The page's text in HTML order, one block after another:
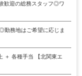
歓迎の総務スタッフ◎ワ
務地はご希望に応じま
＋ 各種手当 【北関東エ